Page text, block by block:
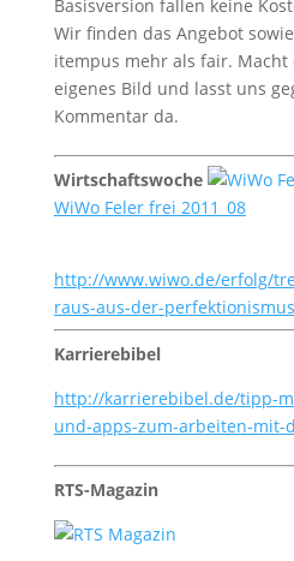
Basisversion fallen keine
Wir finden das Angebot
itempus mehr als fair.
eigenes Bild und lasst uns
Kommentar da.
Wirtschaftswoche
WiWo Feler frei 2011_08
http://www.wiwo.de/erfolg/
raus-aus-der-
Karrierebibel
http://karrierebibel.de/tipp-
und-apps-zum-arbeiten-mit-
RTS-Magazin